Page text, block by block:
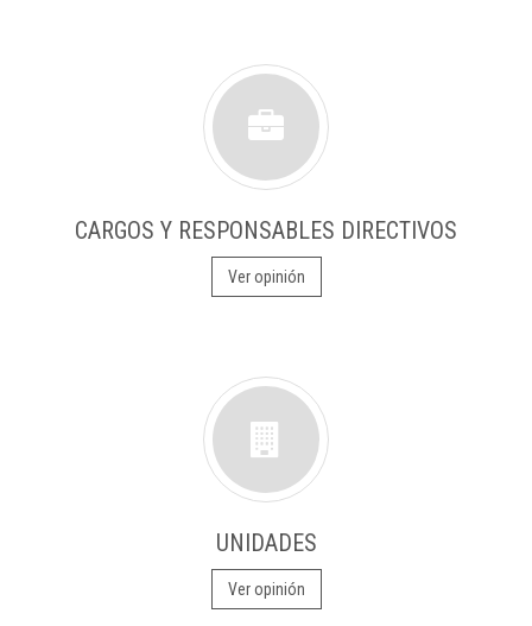
CARGOS Y RESPONSABLES DIRECTIVOS
Ver opinión
UNIDADES
Ver opinión